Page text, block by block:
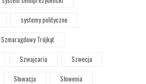
systemy polityczne
Szmaragdowy Trójkąt
Szwajcaria
Szwecja
Słowacja
Słowenia